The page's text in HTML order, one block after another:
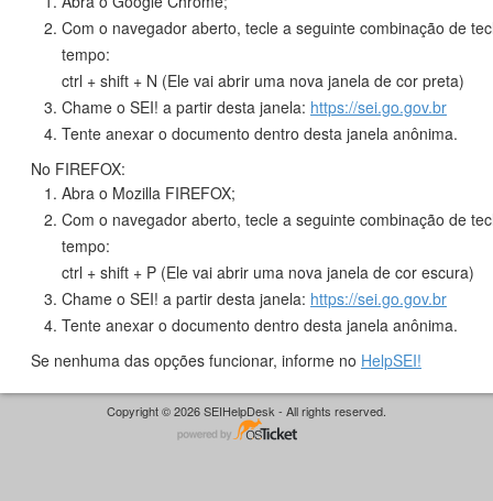
Com o navegador aberto, tecle a seguinte combinação de
tempo:
ctrl + shift + N (Ele vai abrir uma nova janela de cor preta)
Chame o SEI! a partir desta janela: https://sei.go.gov.br
Tente anexar o documento dentro desta janela anônima.
No FIREFOX:
Abra o Mozilla FIREFOX;
Com o navegador aberto, tecle a seguinte combinação de
tempo:
ctrl + shift + P (Ele vai abrir uma nova janela de cor escura)
Chame o SEI! a partir desta janela: https://sei.go.gov.br
Tente anexar o documento dentro desta janela anônima.
Se nenhuma das opções funcionar, informe no HelpSEI!
Copyright © 2026 SEIHelpDesk - All rights reserved.